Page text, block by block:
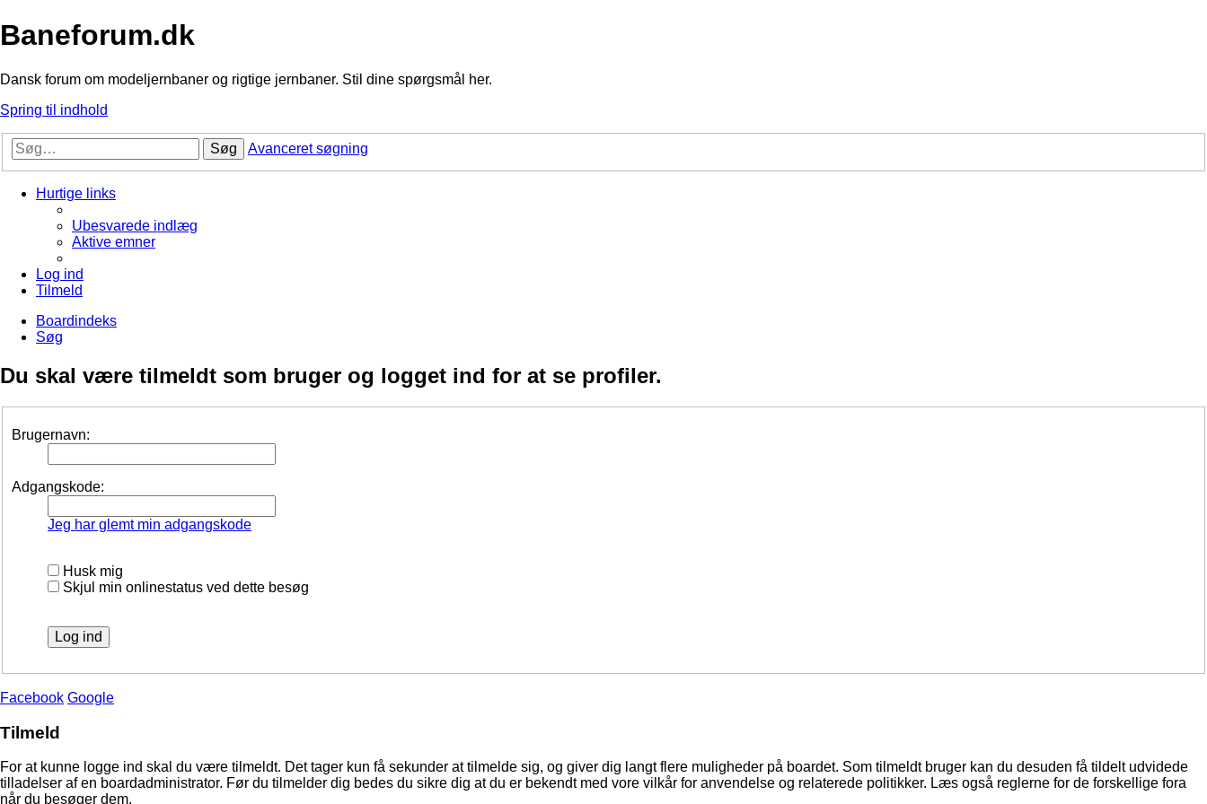
Baneforum.dk
Dansk forum om modeljernbaner og rigtige jernbaner. Stil dine spørgsmål her.
Spring til indhold
Søg Avanceret søgning
Hurtige links
Ubesvarede indlæg
Aktive emner
Log ind
Tilmeld
Boardindeks
Søg
Du skal være tilmeldt som bruger og logget ind for at se profiler.
Brugernavn:
Adgangskode:
Jeg har glemt min adgangskode
Husk mig
Skjul min onlinestatus ved dette besøg
Facebook Google
Tilmeld
For at kunne logge ind skal du være tilmeldt. Det tager kun få sekunder at tilmelde sig, og giver dig langt flere muligheder på boardet. Som tilmeldt bruger kan du desuden få tildelt udvidede
tilladelser af en boardadministrator. Før du tilmelder dig bedes du sikre dig at du er bekendt med vore vilkår for anvendelse og relaterede politikker. Læs også reglerne for de forskellige fora
når du besøger dem.